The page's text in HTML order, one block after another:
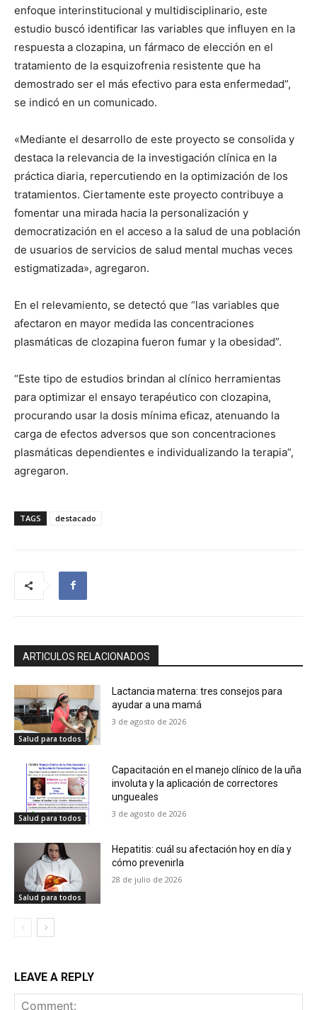
enfoque interinstitucional y multidisciplinario, este
estudio buscó identificar las variables que influyen en la
respuesta a clozapina, un fármaco de elección en el
tratamiento de la esquizofrenia resistente que ha
demostrado ser el más efectivo para esta enfermedad”,
se indicó en un comunicado.
«Mediante el desarrollo de este proyecto se consolida y
destaca la relevancia de la investigación clínica en la
práctica diaria, repercutiendo en la optimización de los
tratamientos. Ciertamente este proyecto contribuye a
fomentar una mirada hacia la personalización y
democratización en el acceso a la salud de una población
de usuarios de servicios de salud mental muchas veces
estigmatizada», agregaron.
En el relevamiento, se detectó que “las variables que
afectaron en mayor medida las concentraciones
plasmáticas de clozapina fueron fumar y la obesidad”.
“Este tipo de estudios brindan al clínico herramientas
para optimizar el ensayo terapéutico con clozapina,
procurando usar la dosis mínima eficaz, atenuando la
carga de efectos adversos que son concentraciones
plasmáticas dependientes e individualizando la terapia”,
agregaron.
TAGS destacado
ARTICULOS RELACIONADOS
Salud para todos
Lactancia materna: tres consejos para
ayudar a una mamá
3 de agosto de 2026
Salud para todos
Capacitación en el manejo clínico de la uña
involuta y la aplicación de correctores
ungueales
3 de agosto de 2026
Salud para todos
Hepatitis: cuál su afectación hoy en día y
cómo prevenirla
28 de julio de 2026
LEAVE A REPLY